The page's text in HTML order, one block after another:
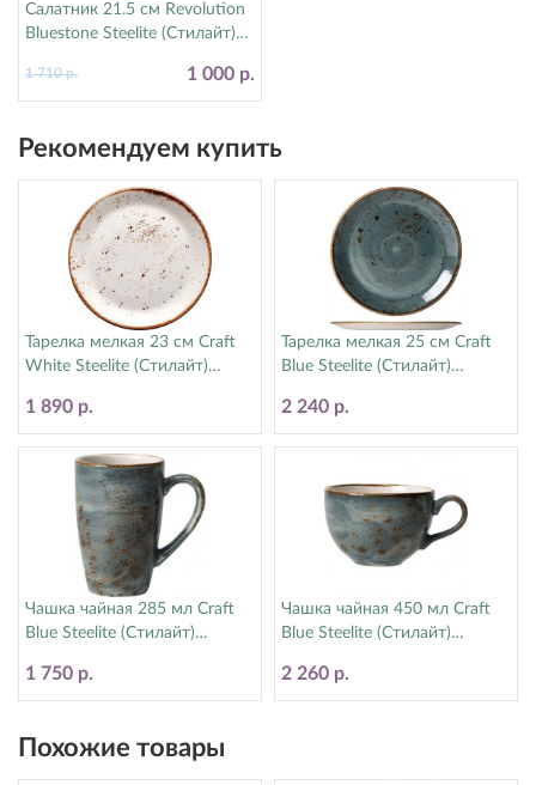
Салатник 21.5 см Revolution
Bluestone Steelite (Стилайт)
1 000 р.
1 710 р.
Рекомендуем купить
Тарелка мелкая 23 см Craft
White Steelite (Стилайт)
1 890 р.
Тарелка мелкая 25 см Craft
Blue Steelite (Стилайт)
2 240 р.
Чашка чайная 285 мл Craft
Blue Steelite (Стилайт)
1 750 р.
Чашка чайная 450 мл Craft
Blue Steelite (Стилайт)
2 260 р.
Похожие товары